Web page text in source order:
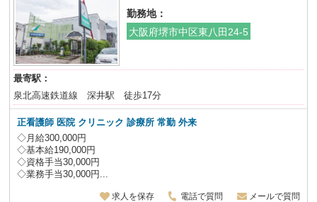
勤務地：
大阪府堺市中区東八田24-5
最寄駅：
泉北高速鉄道線 深井駅 徒歩17分
正看護師 医院 クリニック 診療所常勤 外来
◇月給300,000円
◇基本給190,000円
◇資格手当30,000円
◇業務手当30,000円...
求人を保存 電話で質問 メールで質問